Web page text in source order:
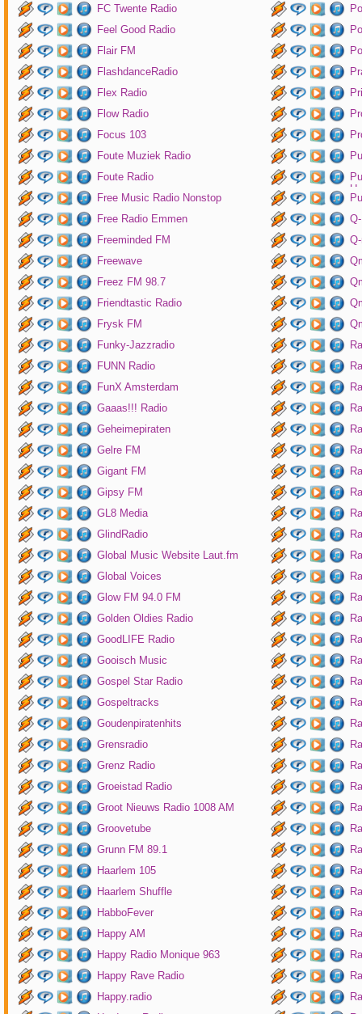
FC Twente Radio
Feel Good Radio
Flair FM
FlashdanceRadio
Flex Radio
Flow Radio
Focus 103
Foute Muziek Radio
Foute Radio
Free Music Radio Nonstop
Free Radio Emmen
Freeminded FM
Freewave
Freez FM 98.7
Friendtastic Radio
Frysk FM
Funky-Jazzradio
FUNN Radio
FunX Amsterdam
Gaaas!!! Radio
Geheimepiraten
Gelre FM
Gigant FM
Gipsy FM
GL8 Media
GlindRadio
Global Music Website Laut.fm
Global Voices
Glow FM 94.0 FM
Golden Oldies Radio
GoodLIFE Radio
Gooisch Music
Gospel Star Radio
Gospeltracks
Goudenpiratenhits
Grensradio
Grenz Radio
Groeistad Radio
Groot Nieuws Radio 1008 AM
Groovetube
Grunn FM 89.1
Haarlem 105
Haarlem Shuffle
HabboFever
Happy AM
Happy Radio Monique 963
Happy Rave Radio
Happy.radio